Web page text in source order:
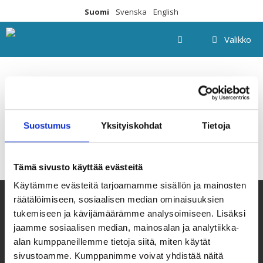
Suostumus Yksityiskohdat Tietoja
Tämä sivusto käyttää evästeitä
Käytämme evästeitä tarjoamamme sisällön ja mainosten
räätälöimiseen, sosiaalisen median ominaisuuksien
tukemiseen ja kävijämäärämme analysoimiseen. Lisäksi
jaamme sosiaalisen median, mainosalan ja analytiikka-
alan kumppaneillemme tietoja siitä, miten käytät
sivustoamme. Kumppanimme voivat yhdistää näitä
sisältöön
Suomi Svenska English
Valikko